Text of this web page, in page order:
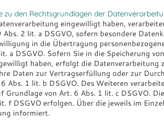
zu den Rechtsgrundlagen der
eingewilligt haben,
Abs. 2 lit. a DSGVO, sofern besondere
in die Übertragung
a DSGVO. Sofern Sie in die Speicherung
haben, erfolgt die
Daten zur Vertragserfüllung oder zur
Abs. 1 lit. b DSGVO. Des Weiteren
Grundlage von Art. 6 Abs. 1 lit. c DSGVO.
f DSGVO erfolgen. Über die jeweils im
informiert.